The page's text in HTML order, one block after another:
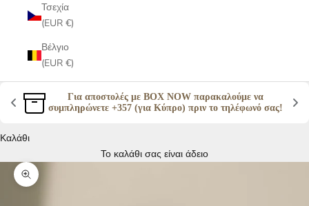
Τσεχία
(EUR €)
Βέλγιο
(EUR €)
Για αποστολές με BOX NOW παρακαλούμε να
συμπληρώνετε +357 (για Κύπρο) πριν το τηλέφωνό σας!
Καλάθι
Το καλάθι σας είναι άδειο
Μεγέθυνση